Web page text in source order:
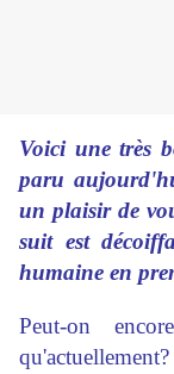
Voici une très
paru
un plaisir de
suit est
humaine en
Peut-on